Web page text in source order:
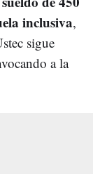
inclusiva,
sigue
a la